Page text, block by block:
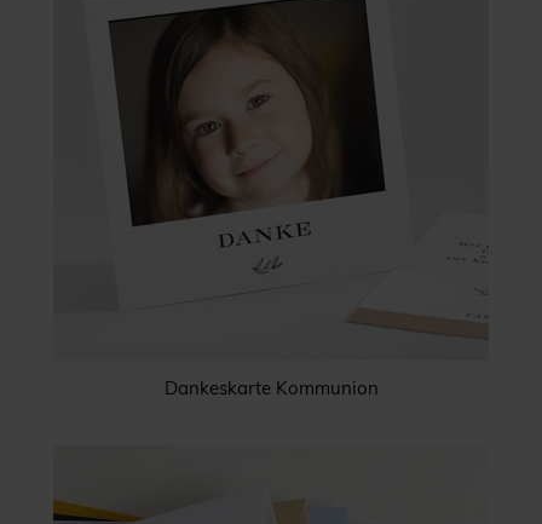
Dankeskarte Kommunion